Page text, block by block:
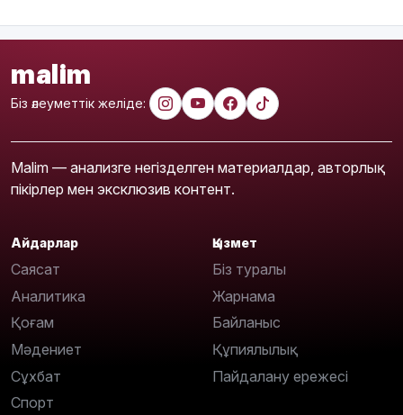
malim
Біз әлеуметтік желіде:
Malim — анализге негізделген материалдар, авторлық
пікірлер мен эксклюзив контент.
Айдарлар
Саясат
Аналитика
Қоғам
Мәдениет
Сұхбат
Спорт
Қызмет
Біз туралы
Жарнама
Байланыс
Құпиялылық
Пайдалану ережесі